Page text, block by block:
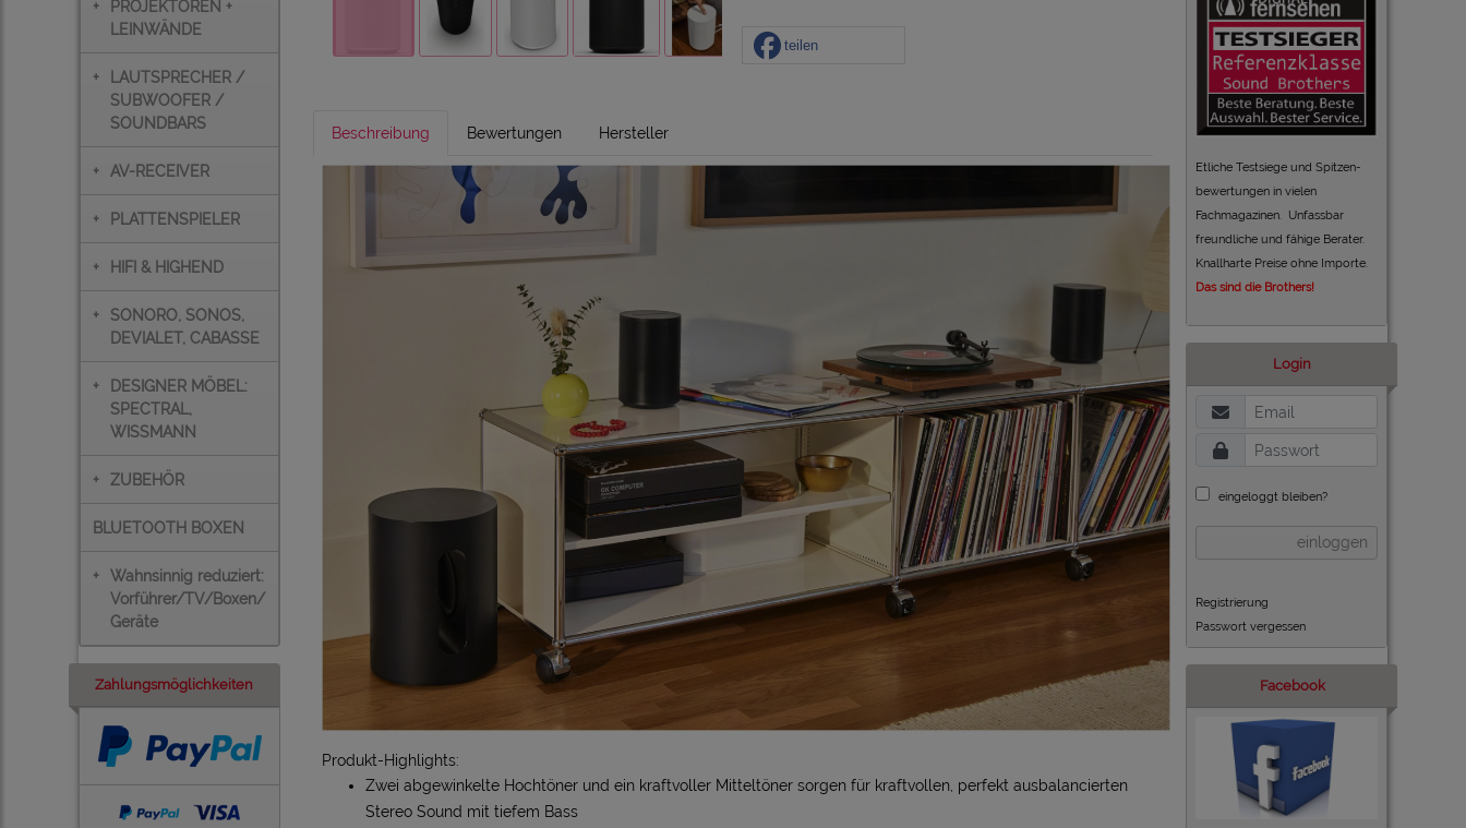
+
PROJEKTOREN +
LEINWÄNDE
+
LAUTSPRECHER /
SUBWOOFER /
SOUNDBARS
+ AV-RECEIVER
+ PLATTENSPIELER
+ HIFI & HIGHEND
+
SONORO, SONOS,
DEVIALET, CABASSE
+
DESIGNER MÖBEL:
SPECTRAL,
WISSMANN
+ ZUBEHÖR
BLUETOOTH BOXEN
+ Wahnsinnig reduziert:
Vorführer/TV/Boxen/
Geräte
Zahlungsmöglichkeiten
teilen
Beschreibung Bewertungen Hersteller
Produkt-Highlights:
Zwei abgewinkelte Hochtöner und ein kraftvoller Mitteltöner sorgen für kraftvollen, perfekt ausbalancierten
Stereo Sound mit tiefem Bass
Etliche Testsiege und Spitzen-
bewertungen in vielen
Fachmagazinen. Unfassbar
freundliche und fähige Berater.
Knallharte Preise ohne Importe.
Das sind die Brothers!
Login
eingeloggt bleiben?
einloggen
Registrierung
Passwort vergessen
Facebook